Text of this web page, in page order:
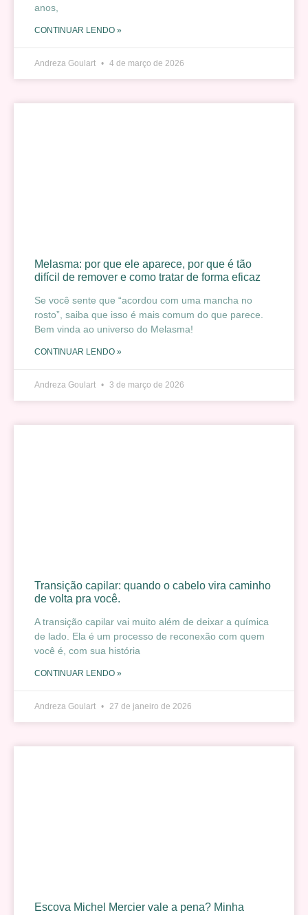
anos,
CONTINUAR LENDO »
Andreza Goulart 4 de março de 2026
Melasma: por que ele aparece, por que é tão
difícil de remover e como tratar de forma eficaz
Se você sente que “acordou com uma mancha no
rosto”, saiba que isso é mais comum do que parece.
Bem vinda ao universo do Melasma!
CONTINUAR LENDO »
Andreza Goulart 3 de março de 2026
Transição capilar: quando o cabelo vira caminho
de volta pra você.
A transição capilar vai muito além de deixar a química
de lado. Ela é um processo de reconexão com quem
você é, com sua história
CONTINUAR LENDO »
Andreza Goulart 27 de janeiro de 2026
Escova Michel Mercier vale a pena? Minha